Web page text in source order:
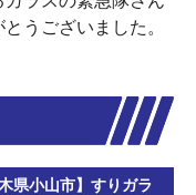
うございました。
木県小山市】すりガラ